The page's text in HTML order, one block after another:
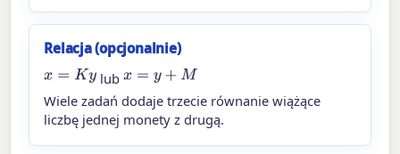
Relacja (opcjonalnie)
x=Ky lub x= y+ M
Wiele zadań dodaje trzecie równanie wiążące
liczbę jednej monety z drugą.